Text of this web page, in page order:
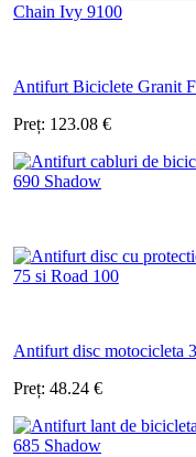
Antifurt Biciclete Granit
Preț: 123.08 €
Antifurt disc motocicleta
Preț: 48.24 €